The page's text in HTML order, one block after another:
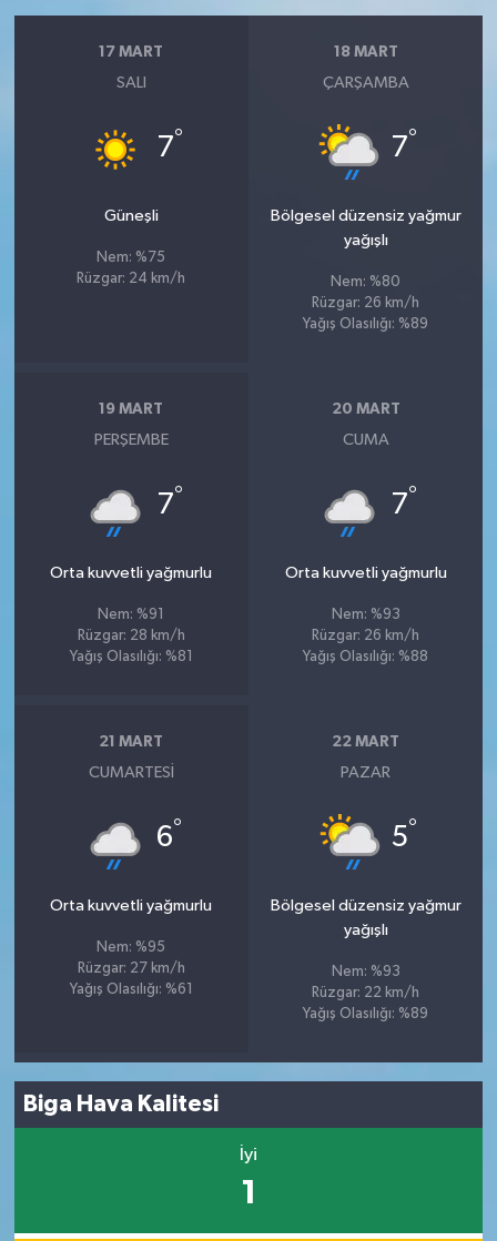
17 MART
SALI
7°
Güneşli
Nem: %75
Rüzgar: 24 km/h
18 MART
ÇARŞAMBA
7°
Bölgesel düzensiz yağmur
yağışlı
Nem: %80
Rüzgar: 26 km/h
Yağış Olasılığı: %89
19 MART
PERŞEMBE
7°
Orta kuvvetli yağmurlu
Nem: %91
Rüzgar: 28 km/h
Yağış Olasılığı: %81
20 MART
CUMA
7°
Orta kuvvetli yağmurlu
Nem: %93
Rüzgar: 26 km/h
Yağış Olasılığı: %88
21 MART
CUMARTESI
6°
Orta kuvvetli yağmurlu
Nem: %95
Rüzgar: 27 km/h
Yağış Olasılığı: %61
22 MART
PAZAR
5°
Bölgesel düzensiz yağmur
yağışlı
Nem: %93
Rüzgar: 22 km/h
Yağış Olasılığı: %89
Biga Hava Kalitesi
İyi
1